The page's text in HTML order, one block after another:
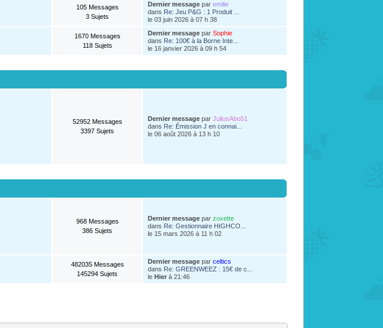
105 Messages
3 Sujets
Dernier messagepar emilie
dans Re: Jeu P&G : 1 Produit ...
le 03 juin 2026 à 07 h 38
1670 Messages
118 Sujets
Dernier messagepar Sophie
dans Re: 100€ à la Borne Inte...
le 16 janvier 2026 à 09 h 54
52952 Messages
3397 Sujets
Dernier messagepar JuliusAbo51
dans Re: Émission J en connai...
le 06 août 2026 à 13 h 10
968 Messages
386 Sujets
Dernier messagepar zoxette
dans Re: Gestionnaire HIGHCO...
le 15 mars 2026 à 11 h 02
482035 Messages
145294 Sujets
Dernier messagepar celtics
dans Re: GREENWEEZ : 15€ de c...
le Hierà 21:46